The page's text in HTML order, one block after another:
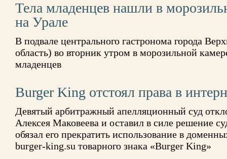
Тела младенцев нашли в
на Урале
В подвале центрального гастронома города
область) во вторник утром в морозильной
младенцев
Burger King отстоял права в
Девятый арбитражный апелляционный суд
Алексея Маковеева и оставил в силе решение
обязал его прекратить использование в
burger-king.su товарного знака «Burger King»